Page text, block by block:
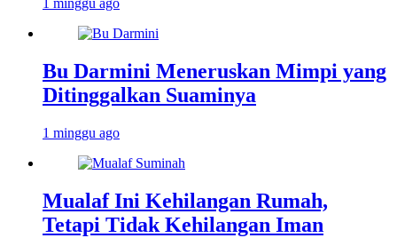
1 minggu ago
Bu Darmini Meneruskan Mimpi yang
Ditinggalkan Suaminya
1 minggu ago
Mualaf Ini Kehilangan Rumah,
Tetapi Tidak Kehilangan Iman